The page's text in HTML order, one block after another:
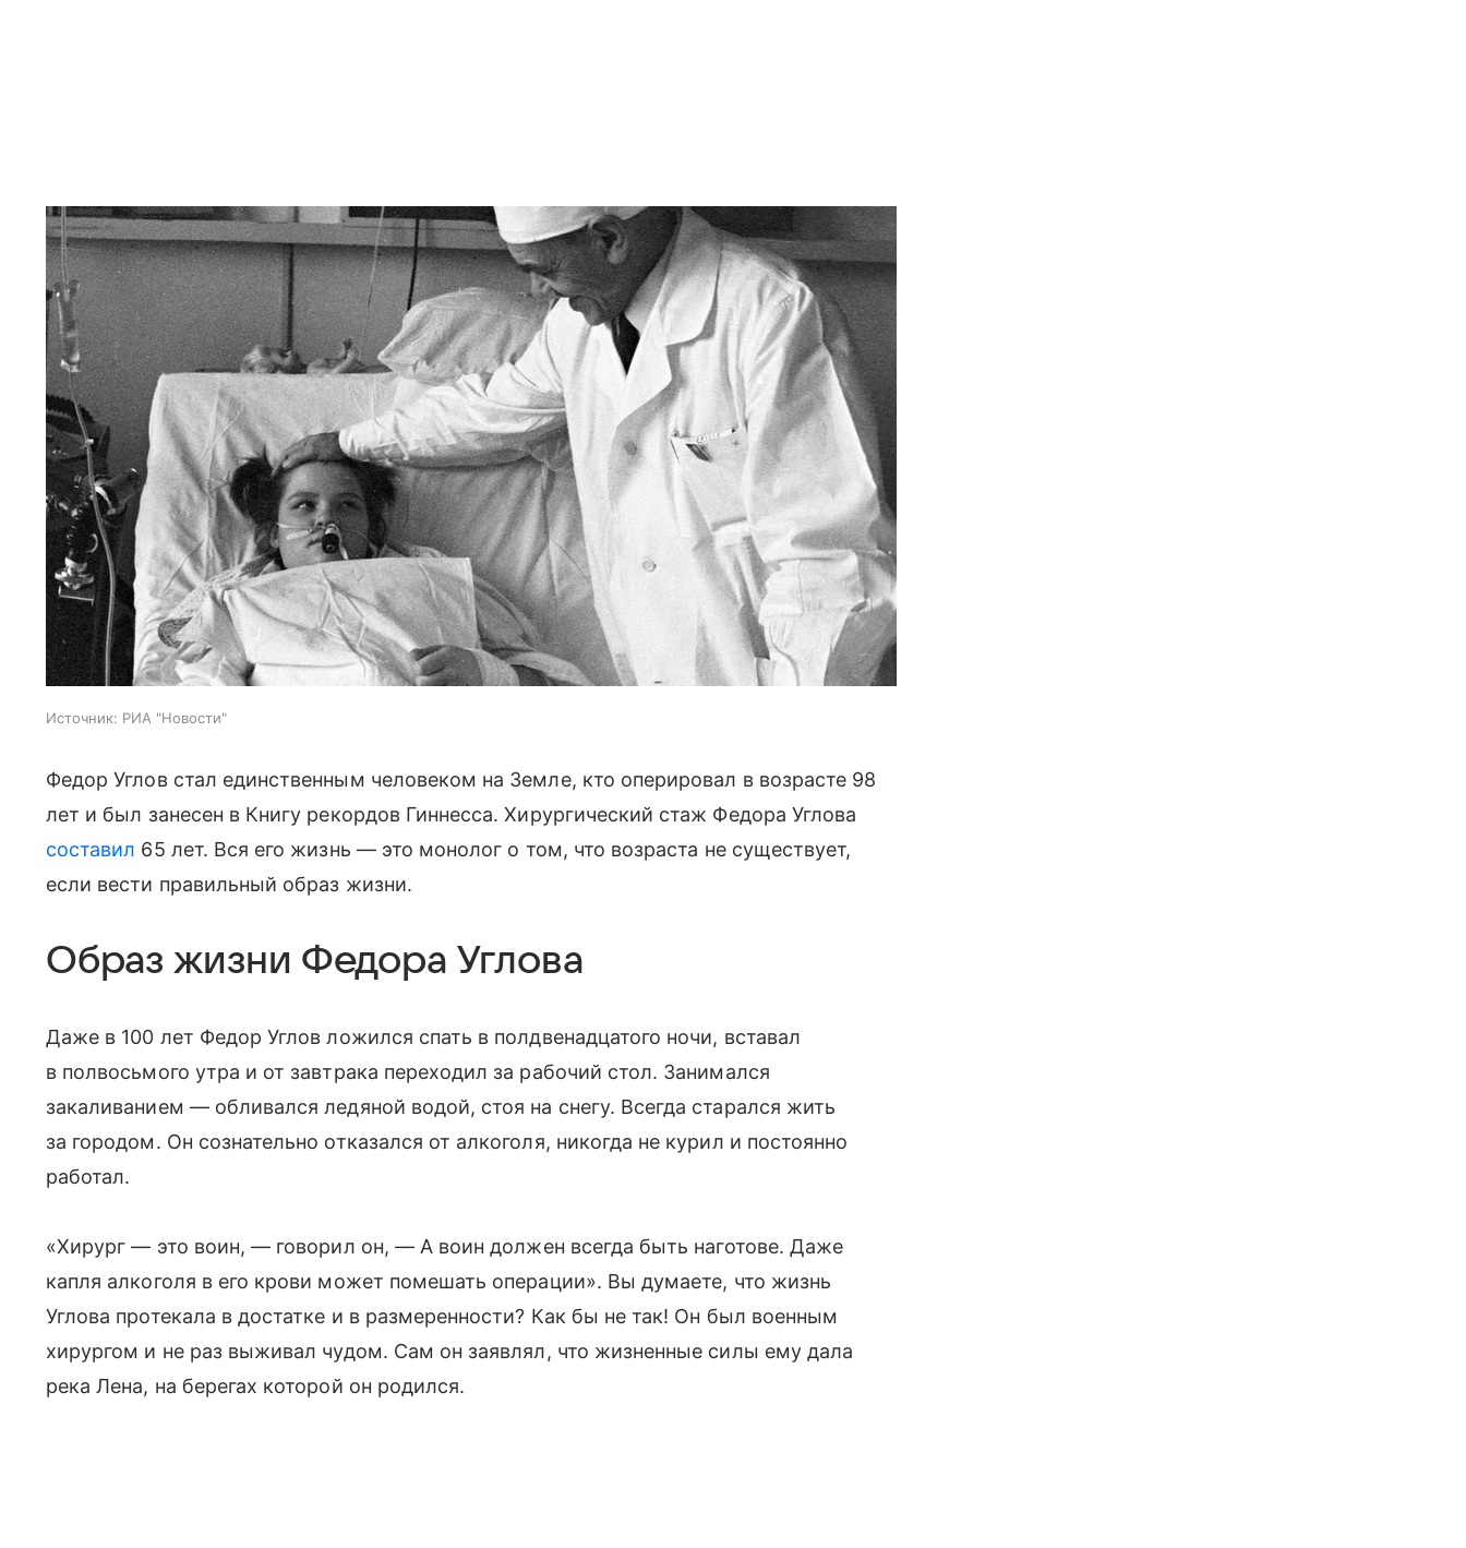
Источник: РИА "Новости"
Федор Углов стал единственным человеком на Земле, кто оперировал в возрасте 98
лет и был занесен в Книгу рекордов Гиннесса. Хирургический стаж Федора Углова
составил 65 лет. Вся его жизнь — это монолог о том, что возраста не существует,
если вести правильный образ жизни.
Образ жизни Федора Углова
Даже в 100 лет Федор Углов ложился спать в полдвенадцатого ночи, вставал
в полвосьмого утра и от завтрака переходил за рабочий стол. Занимался
закаливанием — обливался ледяной водой, стоя на снегу. Всегда старался жить
за городом. Он сознательно отказался от алкоголя, никогда не курил и постоянно
работал.
«Хирург — это воин, — говорил он, — А воин должен всегда быть наготове. Даже
капля алкоголя в его крови может помешать операции». Вы думаете, что жизнь
Углова протекала в достатке и в размеренности? Как бы не так! Он был военным
хирургом и не раз выживал чудом. Сам он заявлял, что жизненные силы ему дала
река Лена, на берегах которой он родился.